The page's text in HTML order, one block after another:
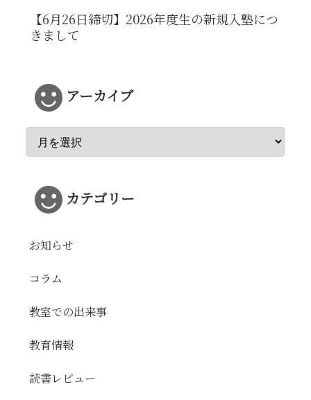
【6月26日締切】2026年度生の新規入塾につ
きまして
アーカイブ
カテゴリー
お知らせ
コラム
教室での出来事
教育情報
読書レビュー